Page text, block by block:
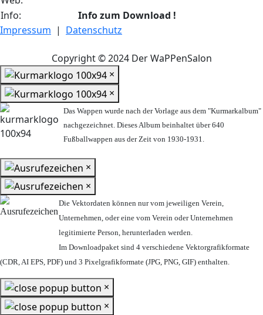
Info:
Info zum Download !
Impressum | Datenschutz
Copyright © 2024 Der WaPPenSalon
×
×
Das Wappen wurde nach der Vorlage aus dem "Kurmarkalbum"
nachgezeichnet. Dieses Album beinhaltet über 640
Fußballwappen aus der Zeit von 1930-1931.
×
×
Die Vektordaten können nur vom jeweiligen Verein,
Unternehmen, oder eine vom Verein oder Unternehmen
legitimierte Person, herunterladen werden.
Im Downloadpaket sind 4 verschiedene Vektorgrafikformate
(CDR, AI EPS, PDF) und 3 Pixelgrafikformate (JPG, PNG, GIF) enthalten.
×
×